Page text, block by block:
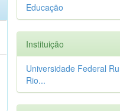
Educação
Instituição
Universidade Federal
Rio...